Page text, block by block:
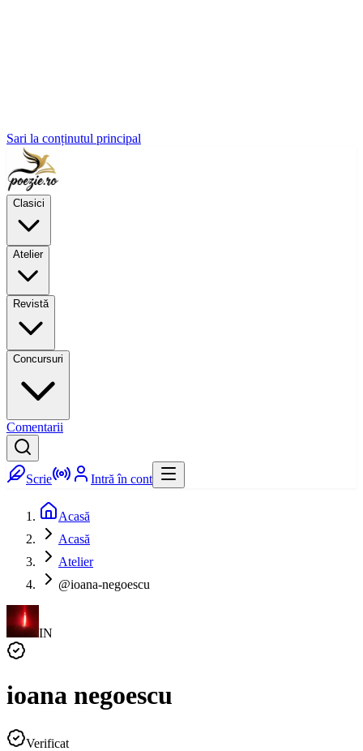
Sari la conținutul principal
Clasici
Atelier
Revistă
Concursuri
Comentarii
Scrie Intră în cont
Acasă
Acasă
Atelier
@ioana-negoescu
IN
ioana negoescu
Verificat